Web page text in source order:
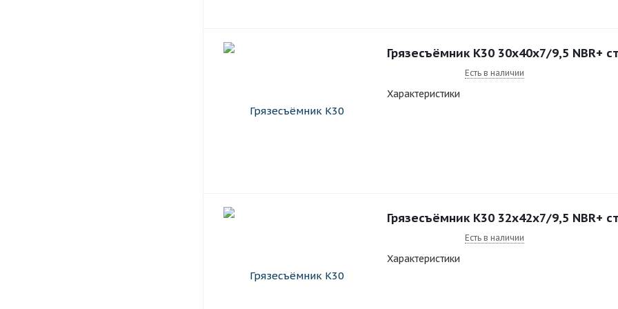
Грязесъёмник K30 30x40x7/9,5 NBR+
Есть в наличии
Характеристики
Грязесъёмник K30 32x42x7/9,5 NBR+
Есть в наличии
Характеристики